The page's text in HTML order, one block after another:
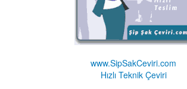
www.SipSakCeviri.com
Hızlı Teknik Çeviri